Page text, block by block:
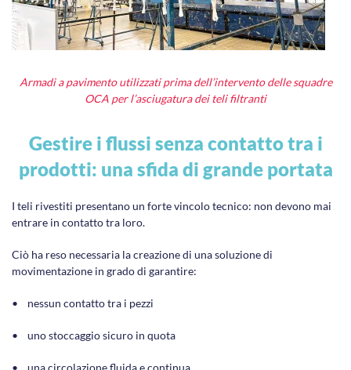
Armadi a pavimento utilizzati prima dell’intervento delle squadre
OCA per l’asciugatura dei teli filtranti
Gestire i flussi senza contatto tra i
prodotti: una sfida di grande portata
I teli rivestiti presentano un forte vincolo tecnico: non devono mai
entrare in contatto tra loro.
Ciò ha reso necessaria la creazione di una soluzione di
movimentazione in grado di garantire:
• nessun contatto tra i pezzi
• uno stoccaggio sicuro in quota